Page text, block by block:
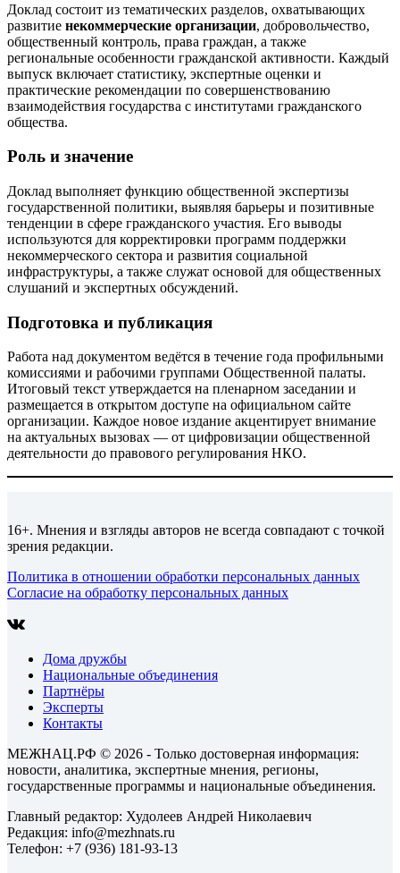
Доклад состоит из тематических разделов, охватывающих
развитие некоммерческие организации, добровольчество,
общественный контроль, права граждан, а также
региональные особенности гражданской активности. Каждый
выпуск включает статистику, экспертные оценки и
практические рекомендации по совершенствованию
взаимодействия государства с институтами гражданского
общества.
Роль и значение
Доклад выполняет функцию общественной экспертизы
государственной политики, выявляя барьеры и позитивные
тенденции в сфере гражданского участия. Его выводы
используются для корректировки программ поддержки
некоммерческого сектора и развития социальной
инфраструктуры, а также служат основой для общественных
слушаний и экспертных обсуждений.
Подготовка и публикация
Работа над документом ведётся в течение года профильными
комиссиями и рабочими группами Общественной палаты.
Итоговый текст утверждается на пленарном заседании и
размещается в открытом доступе на официальном сайте
организации. Каждое новое издание акцентирует внимание
на актуальных вызовах — от цифровизации общественной
деятельности до правового регулирования НКО.
16+. Мнения и взгляды авторов не всегда совпадают с точкой
зрения редакции.
Политика в отношении обработки персональных данных
Согласие на обработку персональных данных
Дома дружбы
Национальные объединения
Партнёры
Эксперты
Контакты
МЕЖНАЦ.РФ © 2026 - Только достоверная информация:
новости, аналитика, экспертные мнения, регионы,
государственные программы и национальные объединения.
Главный редактор: Худолеев Андрей Николаевич
Редакция: info@mezhnats.ru
Телефон: +7 (936) 181-93-13